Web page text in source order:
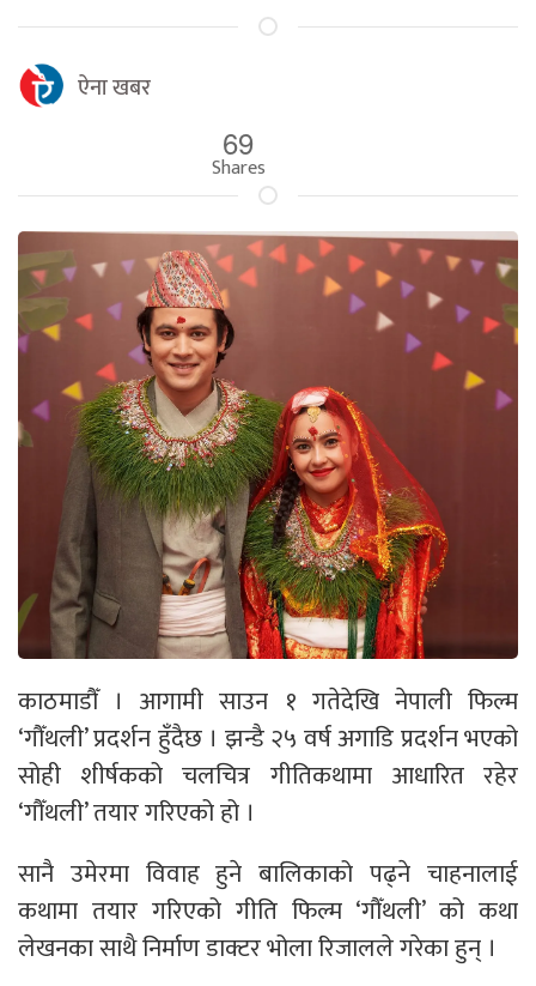
ऐना खबर
69
Shares
काठमाडौँ । आगामी साउन १ गतेदेखि नेपाली फिल्म
‘गौँथली’ प्रदर्शन हुँदैछ । झन्डै २५ वर्ष अगाडि प्रदर्शन भएको
सोही शीर्षकको चलचित्र गीतिकथामा आधारित रहेर
‘गौँथली’ तयार गरिएको हो ।
सानै उमेरमा विवाह हुने बालिकाको पढ्ने चाहनालाई
कथामा तयार गरिएको गीति फिल्म ‘गौँथली’ को कथा
लेखनका साथै निर्माण डाक्टर भोला रिजालले गरेका हुन् ।